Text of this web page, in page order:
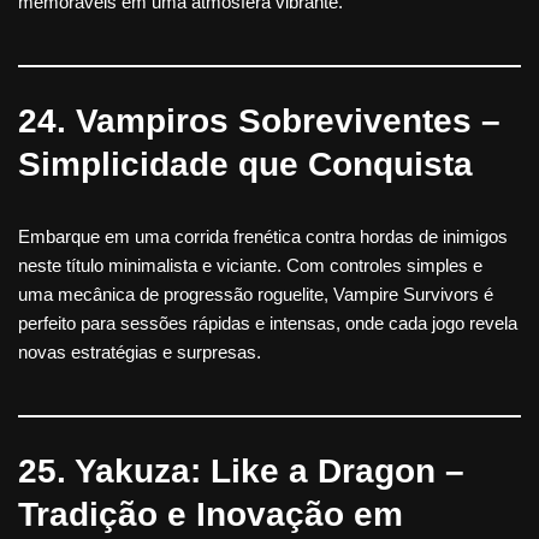
24. Vampiros Sobreviventes –
Simplicidade que Conquista
Embarque em uma corrida frenética contra hordas de inimigos
neste título minimalista e viciante. Com controles simples e
uma mecânica de progressão roguelite, Vampire Survivors é
perfeito para sessões rápidas e intensas, onde cada jogo revela
novas estratégias e surpresas.
25. Yakuza: Like a Dragon –
Tradição e Inovação em